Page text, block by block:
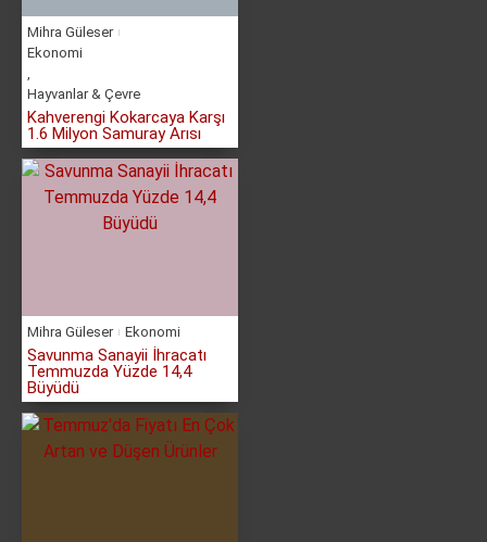
Mihra Güleser
Ekonomi
,
Hayvanlar & Çevre
Kahverengi Kokarcaya Karşı
1.6 Milyon Samuray Arısı
Mihra Güleser Ekonomi
Savunma Sanayii İhracatı
Temmuzda Yüzde 14,4
Büyüdü